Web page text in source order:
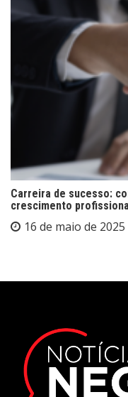
Carreira de sucesso:
crescimento
16 de maio de 2025